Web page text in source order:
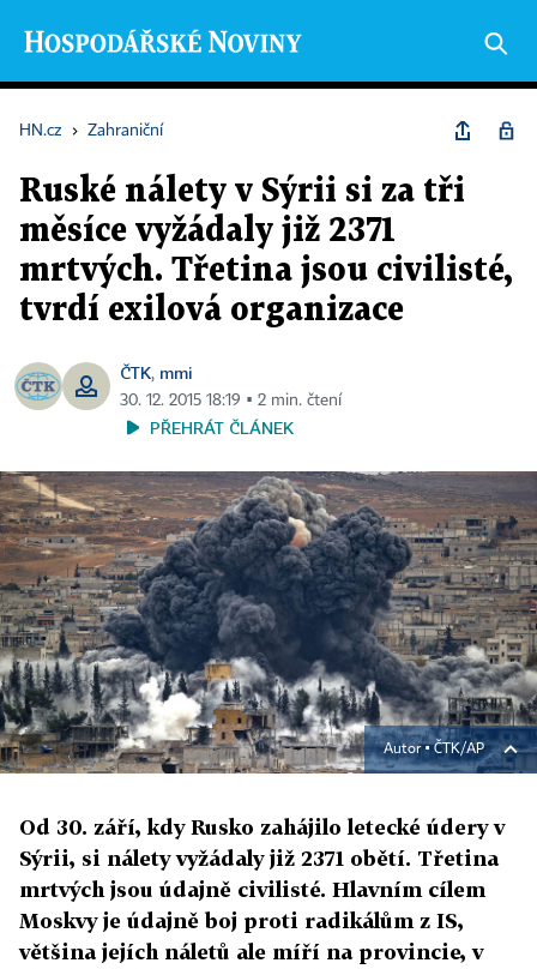
HN.cz › Zahraniční
Ruské nálety v Sýrii si za tři
měsíce vyžádaly již 2371
mrtvých. Třetina jsou civilisté,
tvrdí exilová organizace
ČTK, mmi
30. 12. 2015 18:19 ▪ 2 min. čtení
PŘEHRÁT ČLÁNEK
Autor ▪ČTK/AP
Od 30. září, kdy Rusko zahájilo letecké údery v
Sýrii, si nálety vyžádaly již 2371 obětí. Třetina
mrtvých jsou údajně civilisté. Hlavním cílem
Moskvy je údajně boj proti radikálům z IS,
většina jejích náletů ale míří na provincie, v